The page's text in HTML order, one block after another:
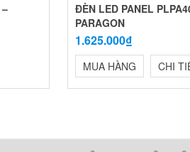
ĐÈN LED PANEL
PARAGON
1.625.000₫
MUA HÀNG CHI